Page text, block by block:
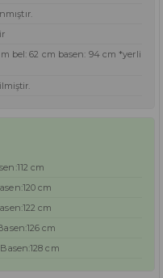
bel: 62 cm basen: 94 cm *yerli
cm
cm
cm
cm
cm